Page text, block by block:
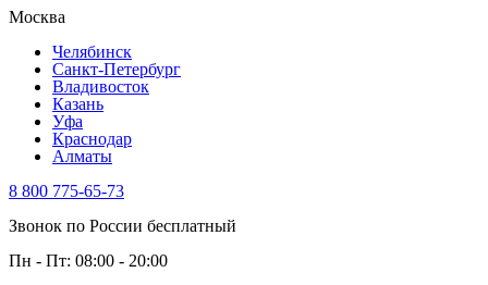
Москва
Челябинск
Санкт-Петербург
Владивосток
Казань
Уфа
Краснодар
Алматы
8 800 775-65-73
Звонок по России бесплатный
Пн - Пт: 08:00 - 20:00